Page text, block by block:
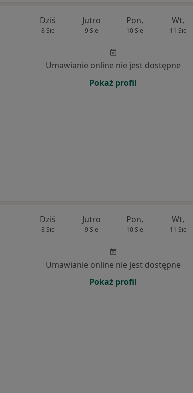
Dziś
8 Sie
Jutro
9 Sie
Pon,
10 Sie
Wt,
11 Sie
Umawianie online nie jest dostępne
Pokaż profil
Dziś
8 Sie
Jutro
9 Sie
Pon,
10 Sie
Wt,
11 Sie
Umawianie online nie jest dostępne
Pokaż profil